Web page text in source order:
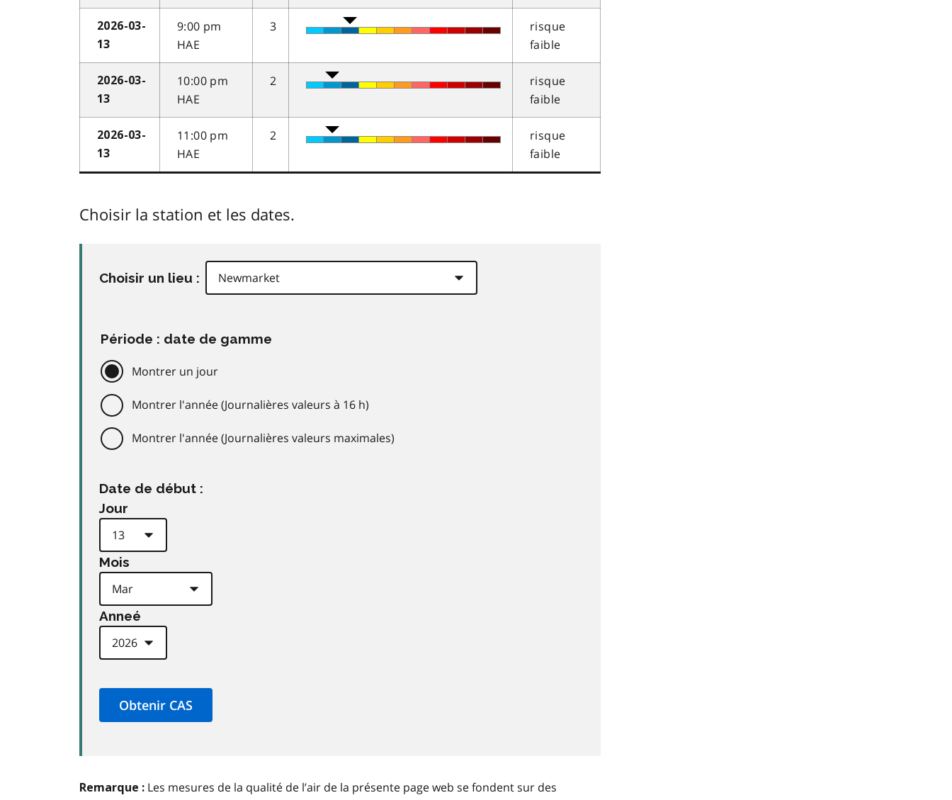
2026-03-
13
9:00 pm
HAE
3
risque
faible
2026-03-
13
10:00 pm
HAE
2
risque
faible
2026-03-
13
11:00 pm
HAE
2
risque
faible
Choisir la station et les dates.
Choisir un lieu :
Période : date de gamme
Montrer un jour
Montrer l'année (Journalières valeurs à 16 h)
Montrer l'année (Journalières valeurs maximales)
Date de début :
Jour
Mois
Anneé
Remarque : Les mesures de la qualité de l’air de la présente page web se fondent sur des